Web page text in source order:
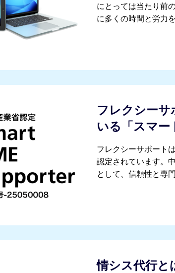
にとっては当たり前
に多くの時間と労力
フレクシーサ
いる「スマー
フレクシーサポート
認定されています。
として、信頼性と専
情シス代行と